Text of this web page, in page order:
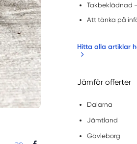
Takbeklädnad
Att tänka på
Hitta alla artiklar
Jämför offerter
Dalarna
Jämtland
Gävleborg